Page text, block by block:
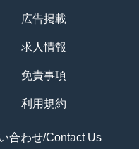
広告掲載
求人情報
免責事項
利用規約
合わせ/Contact Us